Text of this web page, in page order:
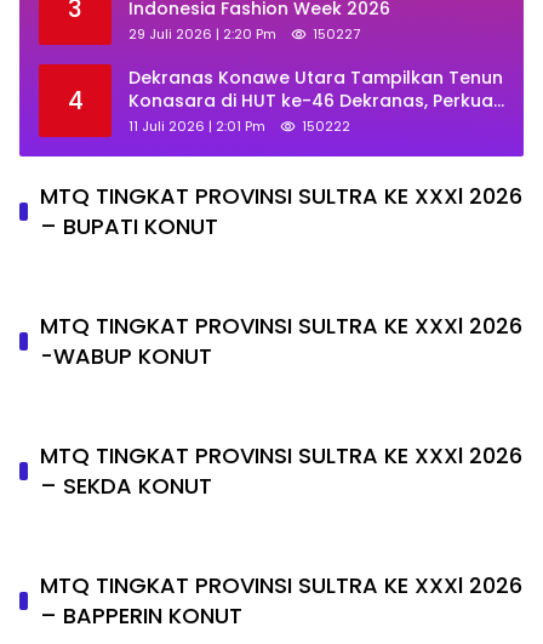
3
Indonesia Fashion Week 2026
29 Juli 2026 | 2:20 Pm 150227
4
Dekranas Konawe Utara Tampilkan Tenun
Konasara di HUT ke-46 Dekranas, Perkuat
Promosi UMKM Daerah
11 Juli 2026 | 2:01 Pm 150222
MTQ TINGKAT PROVINSI SULTRA KE XXXl 2026
– BUPATI KONUT
MTQ TINGKAT PROVINSI SULTRA KE XXXl 2026
-WABUP KONUT
MTQ TINGKAT PROVINSI SULTRA KE XXXl 2026
– SEKDA KONUT
MTQ TINGKAT PROVINSI SULTRA KE XXXl 2026
– BAPPERIN KONUT